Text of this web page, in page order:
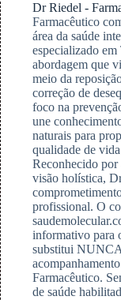
Dr Riedel -
Farmacêutico
área da saúde
especializado
abordagem que
meio da
correção de
foco na
une
naturais para
qualidade de
Reconhecido por
visão holística,
profissional. O
informativo para
substitui
Farmacêutico.
de saúde